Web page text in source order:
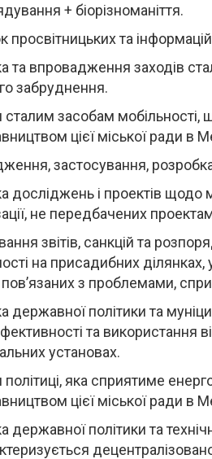
+ біорізноманіття.
просвітницьких та
та впровадження заходів
забруднення.
сталим засобам
цієї міської ради в
застосування, розробка
досліджень і проектів щодо
не передбачених
звітів, санкцій та
на присадибних ділянках,
пов’язаних з проблемами,
державної політики та
та використання
установах.
яка сприятиме
цієї міської ради в
державної політики та